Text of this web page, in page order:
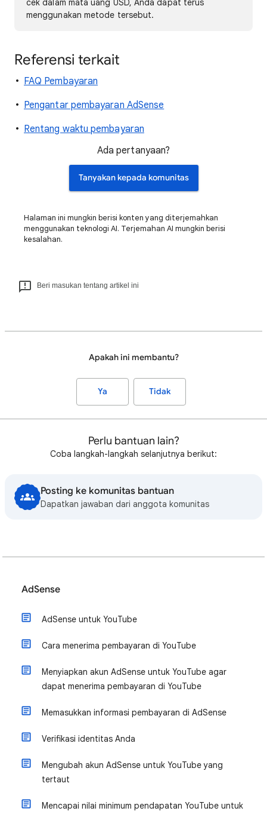
cek dalam mata uang USD, Anda dapat terus
menggunakan metode tersebut.
Referensi terkait
FAQ Pembayaran
Pengantar pembayaran AdSense
Rentang waktu pembayaran
Ada pertanyaan?
Tanyakan kepada komunitas
Halaman ini mungkin berisi konten yang diterjemahkan
menggunakan teknologi AI. Terjemahan AI mungkin berisi
kesalahan.
Beri masukan tentang artikel ini
Apakah ini membantu?
Ya Tidak
Perlu bantuan lain?
Coba langkah-langkah selanjutnya berikut:
Posting ke komunitas bantuan
Dapatkan jawaban dari anggota komunitas
AdSense
AdSense untuk YouTube
Cara menerima pembayaran di YouTube
Menyiapkan akun AdSense untuk YouTube agar
dapat menerima pembayaran di YouTube
Memasukkan informasi pembayaran di AdSense
Verifikasi identitas Anda
Mengubah akun AdSense untuk YouTube yang
tertaut
Mencapai nilai minimum pendapatan YouTube untuk